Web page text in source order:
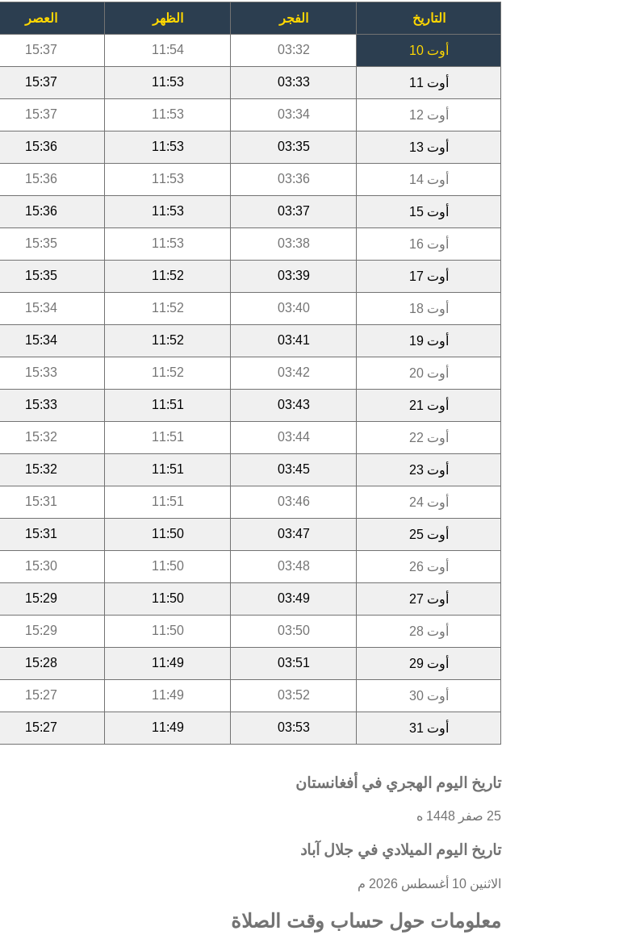
التاريخ الفجر الظهر العصر
أوت 10 03:32
11:54
15:37
أوت 11 03:33
11:53
15:37
أوت 12 03:34
11:53
15:37
أوت 13 03:35
11:53
15:36
أوت 14 03:36
11:53
15:36
أوت 15 03:37
11:53
15:36
أوت 16 03:38
11:53
15:35
أوت 17 03:39
11:52
15:35
أوت 18 03:40
11:52
15:34
أوت 19 03:41
11:52
15:34
أوت 20 03:42
11:52
15:33
أوت 21 03:43
11:51
15:33
أوت 22 03:44
11:51
15:32
أوت 23 03:45
11:51
15:32
أوت 24 03:46
11:51
15:31
أوت 25 03:47
11:50
15:31
أوت 26 03:48
11:50
15:30
أوت 27 03:49
11:50
15:29
أوت 28 03:50
11:50
15:29
أوت 29 03:51
11:49
15:28
أوت 30 03:52
11:49
15:27
أوت 31 03:53
11:49
15:27
تاريخ اليوم الهجري في أفغانستان
25 صفر 1448 ه
تاريخ اليوم الميلادي في جلال آباد
الاثنين 10 أغسطس 2026 م
معلومات حول حساب وقت الصلاة